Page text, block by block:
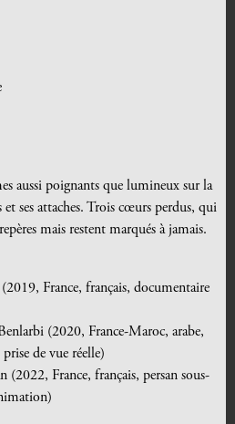
aussi poignants que lumineux sur la
ses attaches. Trois cœurs perdus, qui
mais restent marqués à jamais.
France, français, documentaire
(2020, France-Maroc, arabe,
de vue réelle)
(2022, France, français, persan sous-